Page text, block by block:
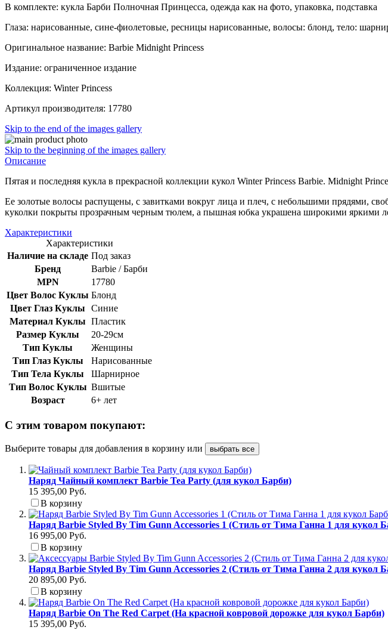
В комплекте: кукла Барби Полночная Принцесса, одежда как на фото, упаковка, подставка
Глаза: нарисованные, сине-фиолетовые, ресницы нарисованные, волосы: блонд, тело:
Оригинальное название: Barbie Midnight Princess
Издание: ограниченное издание
Коллекция: Winter Princess
Артикул производителя: 17780
Skip to the end of the images gallery
Skip to the beginning of the images gallery
Описание
Пятая и последняя кукла в прекрасной коллекции кукол Winter Princess Barbie. Midnight
Ее золотые волосы распущены, с завитками вокруг лица и плеч, с небольшими прядями,
куколки покрыты прозрачным черным тюлем, а пышная юбка украшена широкими яркими
Характеристики
Характеристики
Наличие на складе Под заказ
Бренд
Barbie / Барби
MPN
17780
Цвет Волос Куклы Блонд
Цвет Глаз Куклы
Синие
Материал Куклы Пластик
Размер Куклы
20-29см
Тип Куклы
Женщины
Тип Глаз Куклы
Нарисованные
Тип Тела Куклы
Шарнирное
Тип Волос Куклы Вшитые
Возраст
6+ лет
С этим товаром покупают:
Выберите товары для добавления в корзину или выбрать все
Наряд Чайный комплект Barbie Tea Party (для кукол Барби)
15 395,00 Руб.
В корзину
Наряд Barbie Styled By Tim Gunn Accessories 1 (Стиль от Тима Ганна 1 для кукол
16 995,00 Руб.
В корзину
Наряд Barbie Styled By Tim Gunn Accessories 2 (Стиль от Тима Ганна 2 для кукол
20 895,00 Руб.
В корзину
Наряд Barbie On The Red Carpet (На красной ковровой дорожке для кукол Барби)
15 395,00 Руб.